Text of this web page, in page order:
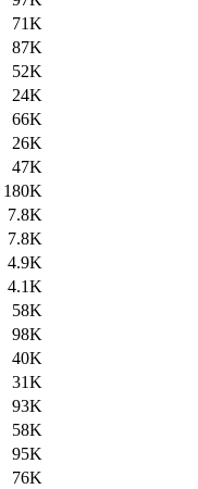
71K
87K
52K
24K
66K
26K
47K
180K
7.8K
7.8K
4.9K
4.1K
58K
98K
40K
31K
93K
58K
95K
76K